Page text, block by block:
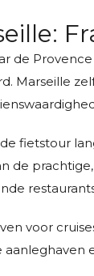
de
Marseille
fietstour
de
voor
aanleghaven